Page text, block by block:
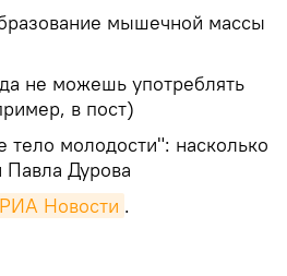
мышечной массы
не можешь употреблять
в пост)
молодости": насколько
Дурова
РИА Новости .